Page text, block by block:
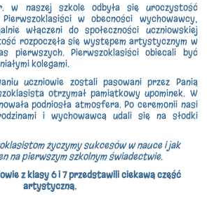
w naszej szkole odbyła się uroczystość
w obecności wychowawcy,
włączeni do społeczności uczniowskiej
rozpoczęła się występem artystycznym w
pierwszych. Pierwszoklasiści obiecali być
kolegami.
uczniowie zostali pasowani przez Panią
otrzymał pamiątkowy upominek. W
podniosła atmosfera. Po ceremonii nasi
i wychowawcą udali się na słodki
życzymy sukcesów w nauce i jak
na pierwszym szkolnym świadectwie.
z klasy 6 i 7 przedstawili ciekawą część
artystyczną.